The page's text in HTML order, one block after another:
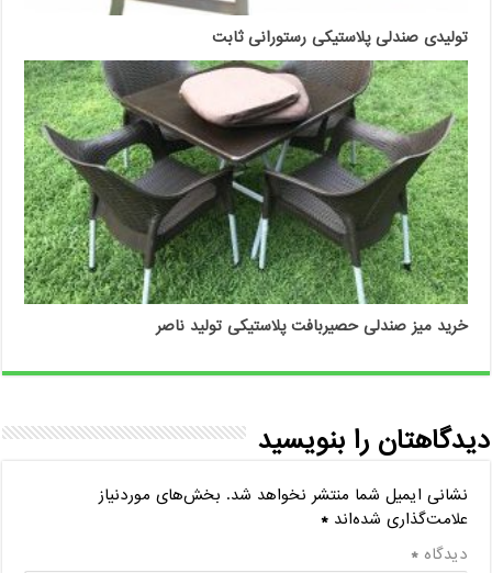
تولیدی صندلی پلاستیکی رستورانی ثابت
خرید میز صندلی حصیربافت پلاستیکی تولید ناصر
دیدگاهتان را بنویسید
نشانی ایمیل شما منتشر نخواهد شد. بخش‌های موردنیاز
علامت‌گذاری شده‌اند*
دیدگاه*